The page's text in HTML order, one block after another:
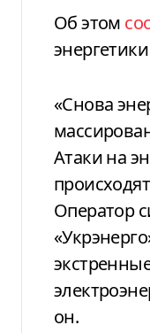
Об этом
«Снова
Атаки на
Оператор
он.